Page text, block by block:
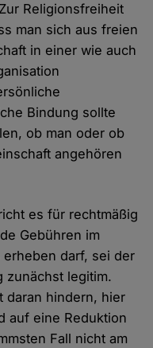
Religionsfreiheit
man sich aus freien
in einer wie auch
Bindung sollte
ob man oder ob
angehören
es für rechtmäßig
Gebühren im
erheben darf, sei der
zunächst legitim.
daran hindern, hier
auf eine Reduktion
Fall nicht am